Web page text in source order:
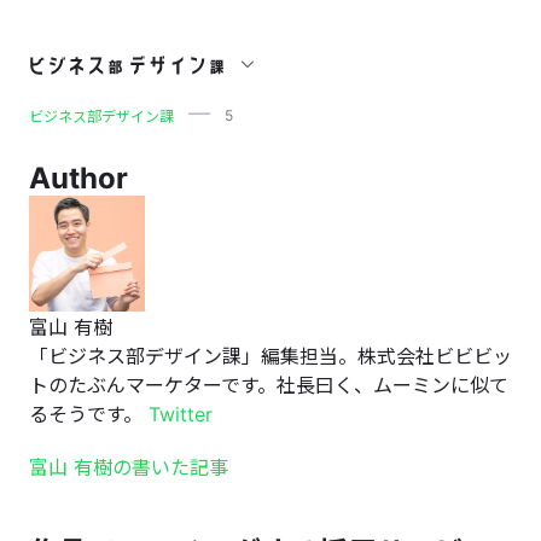
5
ビジネス部デザイン課 5
Author
富山 有樹
「ビジネス部デザイン課」編集担当。株式会社ビビビッ
トのたぶんマーケターです。社長曰く、ムーミンに似て
るそうです。 Twitter
富山 有樹の書いた記事